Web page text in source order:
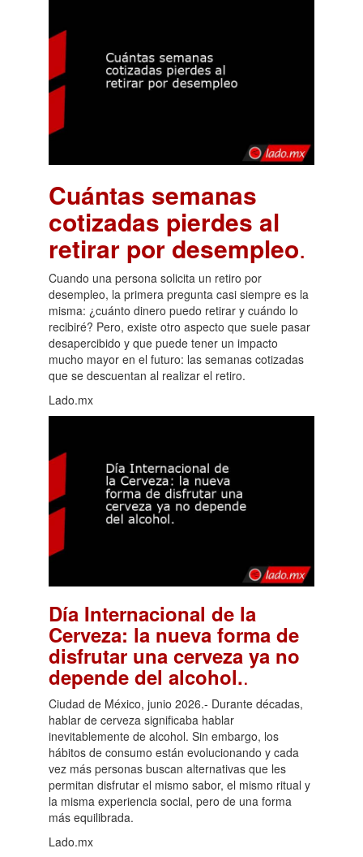
Cuántas semanas
cotizadas pierdes al
retirar por desempleo.
Cuando una persona solicita un retiro por
desempleo, la primera pregunta casi siempre es la
misma: ¿cuánto dinero puedo retirar y cuándo lo
recibiré? Pero, existe otro aspecto que suele pasar
desapercibido y que puede tener un impacto
mucho mayor en el futuro: las semanas cotizadas
que se descuentan al realizar el retiro.
Lado.mx
Día Internacional de la
Cerveza: la nueva forma de
disfrutar una cerveza ya no
depende del alcohol..
Ciudad de México, junio 2026.- Durante décadas,
hablar de cerveza significaba hablar
inevitablemente de alcohol. Sin embargo, los
hábitos de consumo están evolucionando y cada
vez más personas buscan alternativas que les
permitan disfrutar el mismo sabor, el mismo ritual y
la misma experiencia social, pero de una forma
más equilibrada.
Lado.mx